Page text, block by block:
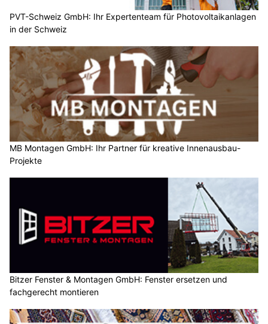
PVT-Schweiz GmbH: Ihr Expertenteam für Photovoltaikanlagen
in der Schweiz
MB Montagen GmbH: Ihr Partner für kreative Innenausbau-
Projekte
Bitzer Fenster & Montagen GmbH: Fenster ersetzen und
fachgerecht montieren